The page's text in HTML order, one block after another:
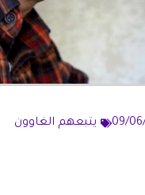
09/ يتبعهم الغاوون